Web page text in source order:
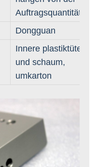
Auftragsquantität ab
Dongguan
Innere plastiktüte
und schaum,
umkarton